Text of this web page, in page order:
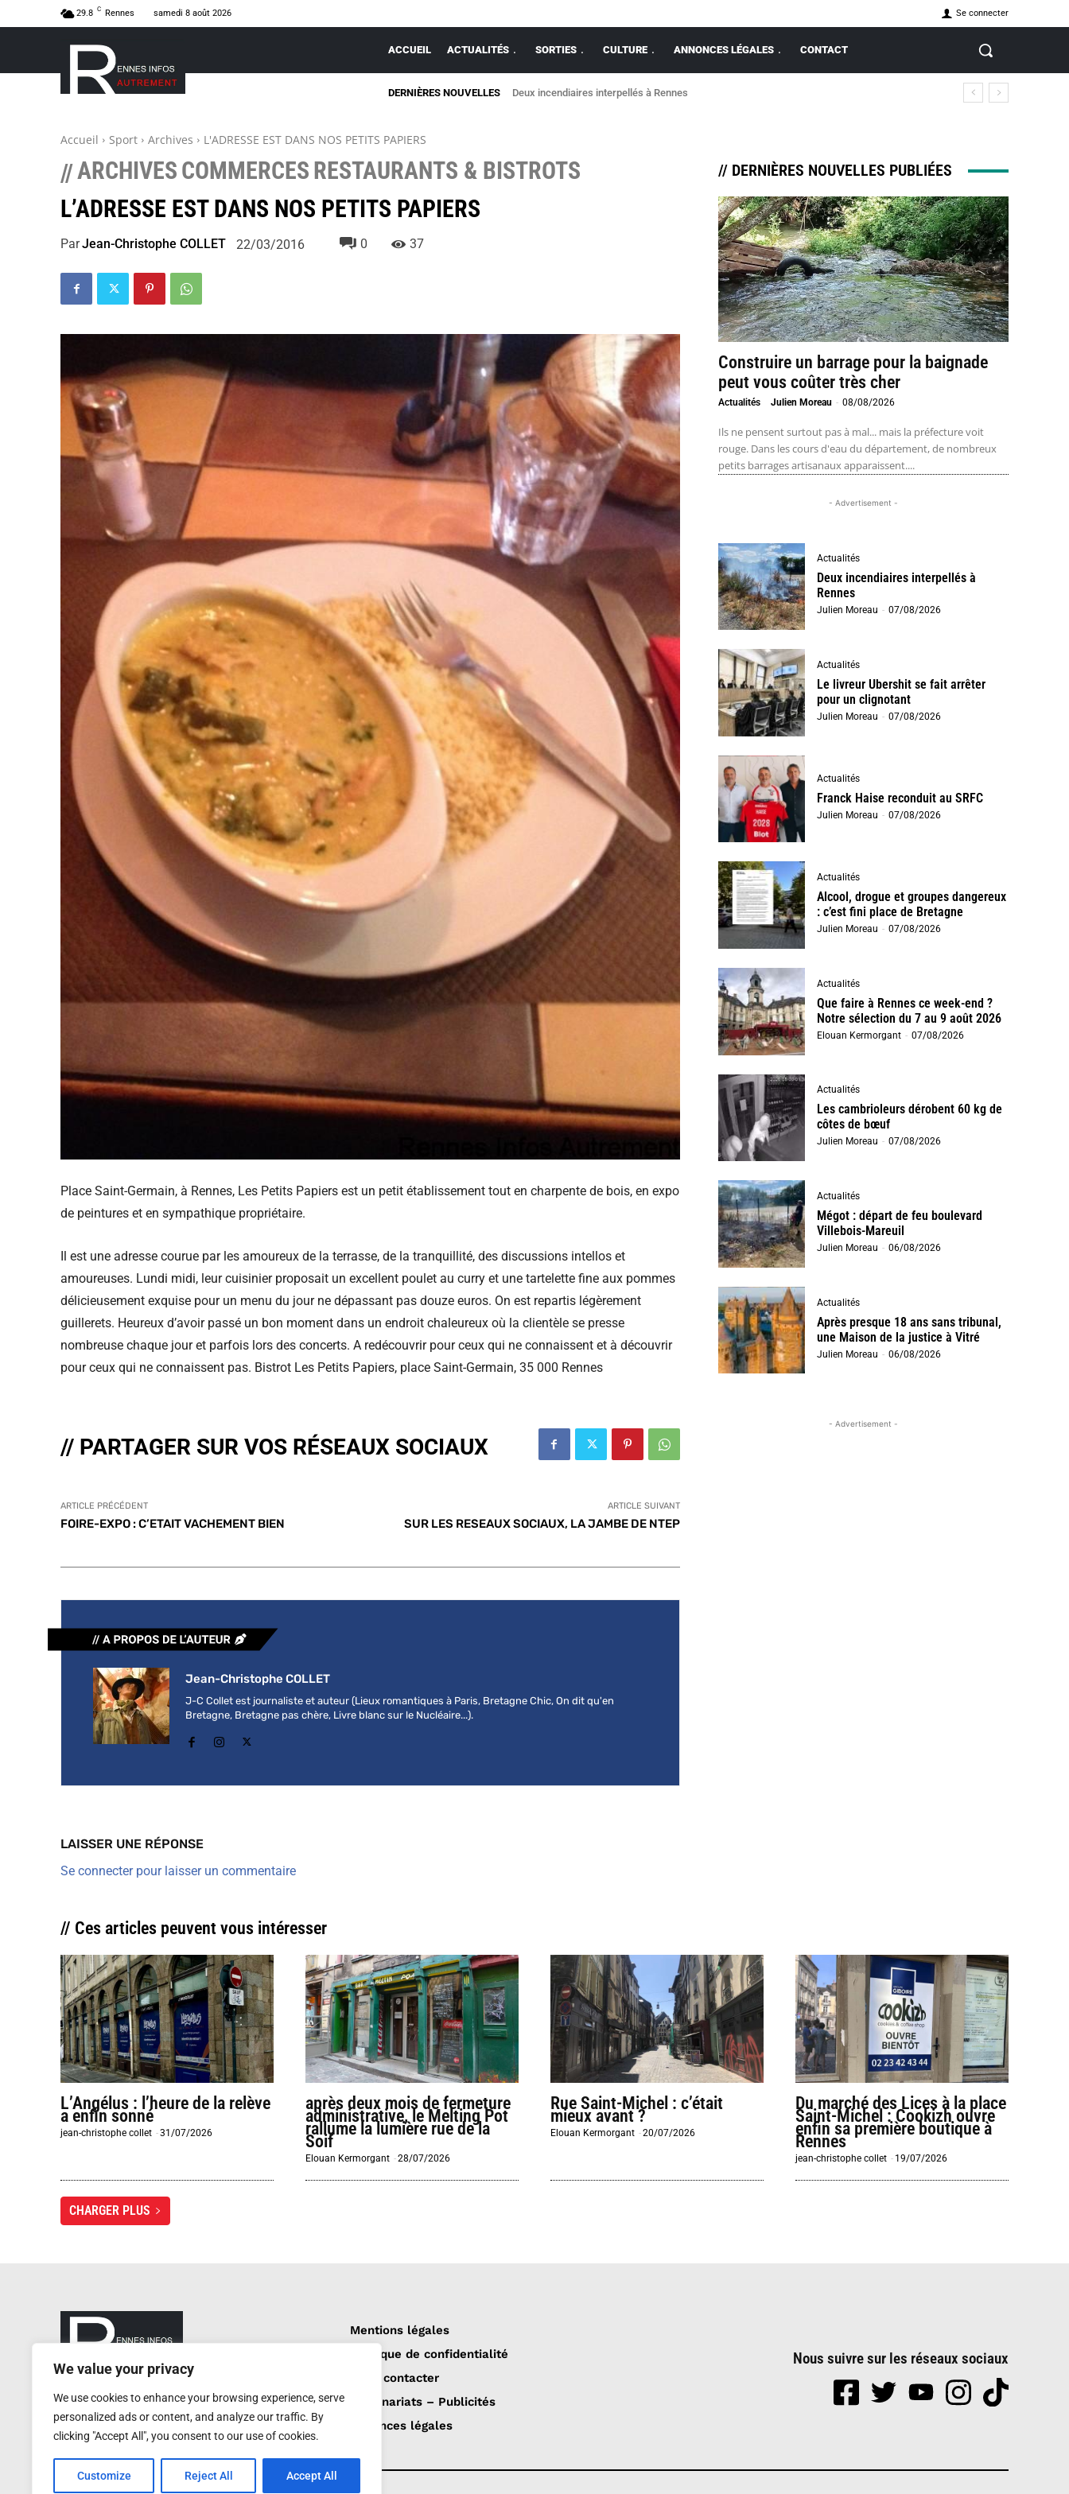
We value your privacy
We use cookies to enhance your browsing experience, serve
personalized ads or content, and analyze our traffic. By
clicking "Accept All", you consent to our use of cookies.
Customize Reject All Accept All
29.8 C Rennes samedi 8 août 2026 Se connecter
ACCUEIL ACTUALITÉS SORTIES CULTURE ANNONCES LÉGALES CONTACT
DERNIÈRES NOUVELLES Deux incendiaires interpellés à Rennes
Accueil Sport Archives L'ADRESSE EST DANS NOS PETITS PAPIERS
//ARCHIVES COMMERCES RESTAURANTS & BISTROTS
L’ADRESSE EST DANS NOS PETITS PAPIERS
ParJean-Christophe COLLET 22/03/2016 0 37
Place Saint-Germain, à Rennes, Les Petits Papiers est un petit établissement tout en charpente de bois, en expo
de peintures et en sympathique propriétaire.
Il est une adresse courue par les amoureux de la terrasse, de la tranquillité, des discussions intellos et
amoureuses. Lundi midi, leur cuisinier proposait un excellent poulet au curry et une tartelette fine aux pommes
délicieusement exquise pour un menu du jour ne dépassant pas douze euros. On est repartis légèrement
guillerets. Heureux d’avoir passé un bon moment dans un endroit chaleureux où la clientèle se presse
nombreuse chaque jour et parfois lors des concerts. A redécouvrir pour ceux qui ne connaissent et à découvrir
pour ceux qui ne connaissent pas. Bistrot Les Petits Papiers, place Saint-Germain, 35 000 Rennes
// PARTAGER SUR VOS RÉSEAUX SOCIAUX
ARTICLE PRÉCÉDENT
FOIRE-EXPO : C’ETAIT VACHEMENT BIEN
ARTICLE SUIVANT
SUR LES RESEAUX SOCIAUX, LA JAMBE DE NTEP
Jean-Christophe COLLET
J-C Collet est journaliste et auteur (Lieux romantiques à Paris, Bretagne Chic, On dit qu'en
Bretagne, Bretagne pas chère, Livre blanc sur le Nucléaire...).
LAISSER UNE RÉPONSE
Se connecter pour laisser un commentaire
// DERNIÈRES NOUVELLES PUBLIÉES
Construire un barrage pour la baignade
peut vous coûter très cher
Actualités Julien Moreau - 08/08/2026
Ils ne pensent surtout pas à mal... mais la préfecture voit
rouge. Dans les cours d'eau du département, de nombreux
petits barrages artisanaux apparaissent....
- Advertisement -
Actualités
Deux incendiaires interpellés à
Rennes
Julien Moreau - 07/08/2026
Actualités
Le livreur Ubershit se fait arrêter
pour un clignotant
Julien Moreau - 07/08/2026
Actualités
Franck Haise reconduit au SRFC
Julien Moreau - 07/08/2026
Actualités
Alcool, drogue et groupes dangereux
: c’est fini place de Bretagne
Julien Moreau - 07/08/2026
Actualités
Que faire à Rennes ce week-end ?
Notre sélection du 7 au 9 août 2026
Elouan Kermorgant - 07/08/2026
Actualités
Les cambrioleurs dérobent 60 kg de
côtes de bœuf
Julien Moreau - 07/08/2026
Actualités
Mégot : départ de feu boulevard
Villebois-Mareuil
Julien Moreau - 06/08/2026
Actualités
Après presque 18 ans sans tribunal,
une Maison de la justice à Vitré
Julien Moreau - 06/08/2026
- Advertisement -
// Ces articles peuvent vous intéresser
L’Angélus : l’heure de la relève
a enfin sonné
jean-christophe collet -31/07/2026
après deux mois de fermeture
administrative, le Melting Pot
rallume la lumière rue de la
Soif
Elouan Kermorgant -28/07/2026
Rue Saint-Michel : c’était
mieux avant ?
Elouan Kermorgant -20/07/2026
Du marché des Lices à la place
Saint-Michel : Cookizh ouvre
enfin sa première boutique à
Rennes
jean-christophe collet - 19/07/2026
CHARGER PLUS
rennesinfosautrement@gmail.com
RCS de Rennes : 752 406 884
Service de presse : 0620 W
Mentions légales
Politique de confidentialité
Nous contacter
Partenariats – Publicités
Annonces légales
Nous suivre sur les réseaux sociaux